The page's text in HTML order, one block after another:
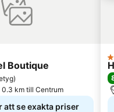
Boutique
)
0.3 km till Centrum
att se exakta priser